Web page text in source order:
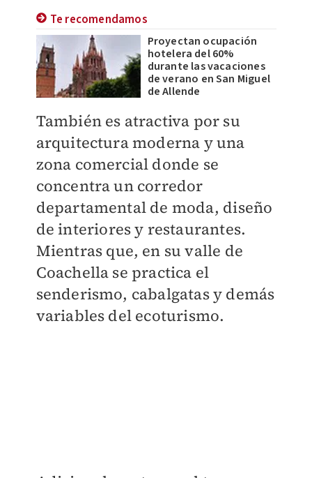
Te recomendamos
Proyectan ocupación
hotelera del 60%
durante las vacaciones
de verano en San Miguel
de Allende
También es atractiva por su
arquitectura moderna y una
zona comercial donde se
concentra un corredor
departamental de moda, diseño
de interiores y restaurantes.
Mientras que, en su valle de
Coachella se practica el
senderismo, cabalgatas y demás
variables del ecoturismo.